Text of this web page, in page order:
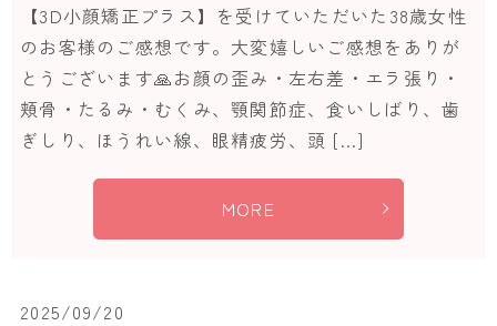
【3D小顔矯正プラス】を受けていただいた38歳女性
のお客様のご感想です。大変嬉しいご感想をありが
とうございます🙏お顔の歪み・左右差・エラ張り・
頬骨・たるみ・むくみ、顎関節症、食いしばり、歯
ぎしり、ほうれい線、眼精疲労、頭 […]
MORE
2025/09/20